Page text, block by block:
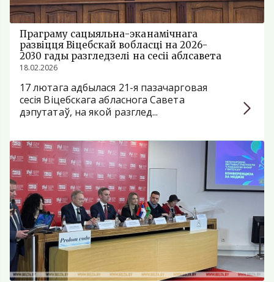
Праграму сацыяльна-эканамічнага
развіцця Віцебскай вобласці на 2026-
2030 гады разгледзелі на сесіі аблсавета
18.02.2026
17 лютага адбылася 21-я пазачарговая
сесія Віцебскага абласнога Савета
дэпутатаў, на якой разглед...